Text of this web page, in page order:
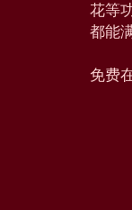
花等
都能
免费